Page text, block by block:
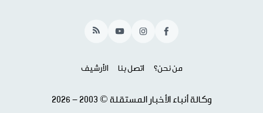
Facebook
Instagram
YouTube
RSS
من نحن؟ اتصل بنا الأرشيف
وكالة أنباء الأخبار المستقلة © 2003 - 2026